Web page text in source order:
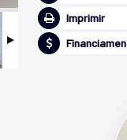
Imprimir